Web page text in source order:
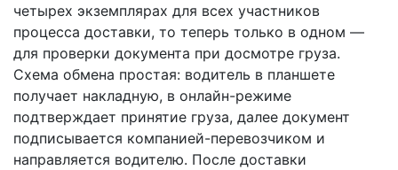
четырех экземплярах для всех участников
процесса доставки, то теперь только в одном —
для проверки документа при досмотре груза.
Схема обмена простая: водитель в планшете
получает накладную, в онлайн-режиме
подтверждает принятие груза, далее документ
подписывается компанией-перевозчиком и
направляется водителю. После доставки